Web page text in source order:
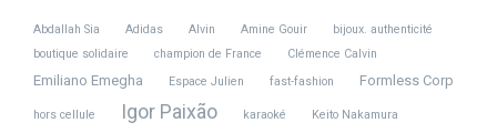
Abdallah Sia Adidas Alvin Amine Gouir
bijoux. authenticité
boutique solidaire
champion de France Clémence Calvin
Emiliano Emegha Espace Julien fast-fashion Formless Corp
hors cellule Igor Paixão karaoké Keito Nakamura